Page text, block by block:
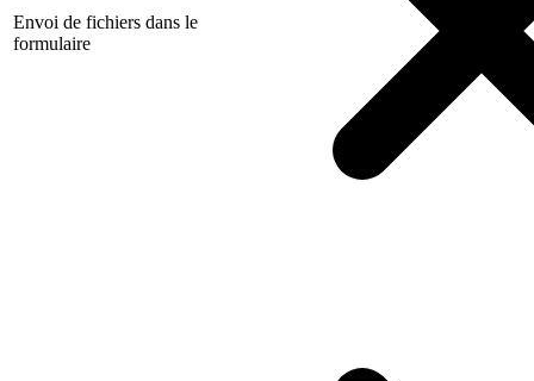
Envoi de fichiers dans le
formulaire